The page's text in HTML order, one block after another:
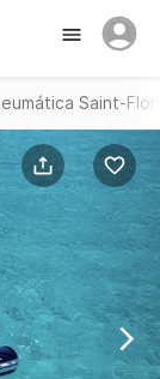
Saint-